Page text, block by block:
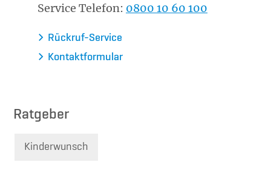
Service Telefon: 0800 10 60 100
Rückruf-Service
Kontaktformular
Ratgeber
Kinderwunsch